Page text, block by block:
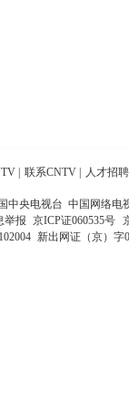
联系CNTV 人才招聘
中央电视台 中国网络电
举报 京ICP证060535号
新出网证（京）